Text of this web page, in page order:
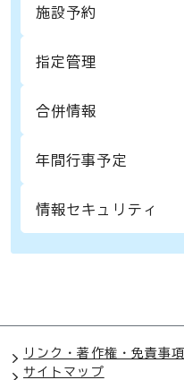
施設予約
指定管理
合併情報
年間行事予定
情報セキュリティ
リンク・著作権・免責事項
サイトマップ